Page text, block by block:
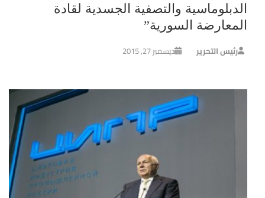
الدبلوماسية والتصفية الجسدية لقادة
المعارضة السورية”
رئيس التحرير ديسمبر 27, 2015